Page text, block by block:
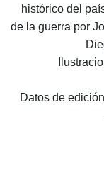
histórico del
de la guerra por
Datos de